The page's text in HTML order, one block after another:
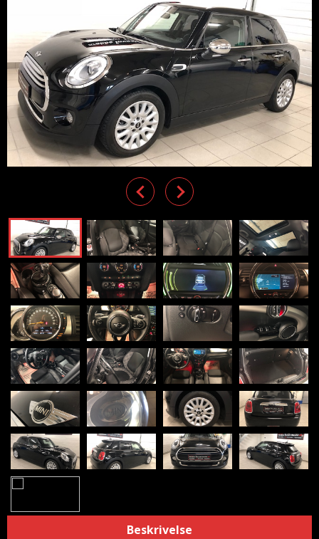
Previous
Next
Beskrivelse